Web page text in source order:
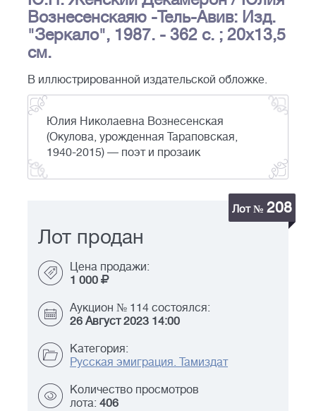
Вознесенскаяю -Тель-Авив: Изд.
"Зеркало", 1987. - 362 с. ; 20х13,5
см.
В иллюстрированной издательской обложке.
Юлия Николаевна Вознесенская
(Окулова, урожденная Тараповская,
1940-2015) — поэт и прозаик
Лот № 208
Лот продан
Цена продажи:
1 000
Аукцион № 114 состоялся:
26 Август 2023 14:00
Категория:
Русская эмиграция. Тамиздат
Количество просмотров
лота: 406